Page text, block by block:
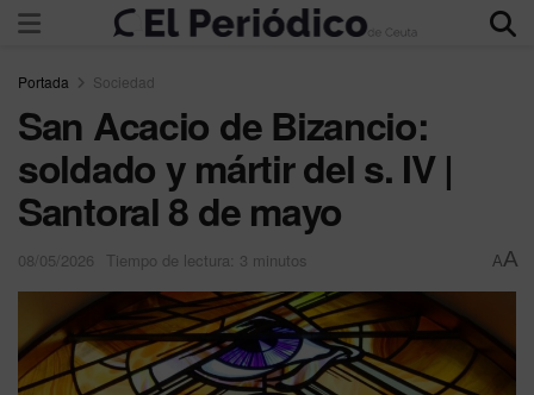
Portada Sociedad
San Acacio de Bizancio:
soldado y mártir del s. IV |
Santoral 8 de mayo
08/05/2026 Tiempo de lectura: 3 minutos AA